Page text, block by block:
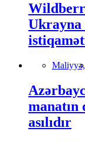
Ukrayna
Maliyyə,
manatın
asılıdır